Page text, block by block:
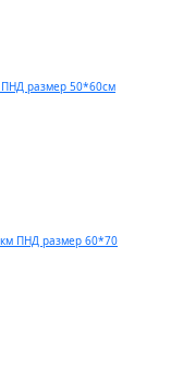
ПНД размер 50*60см
ПНД размер 60*70